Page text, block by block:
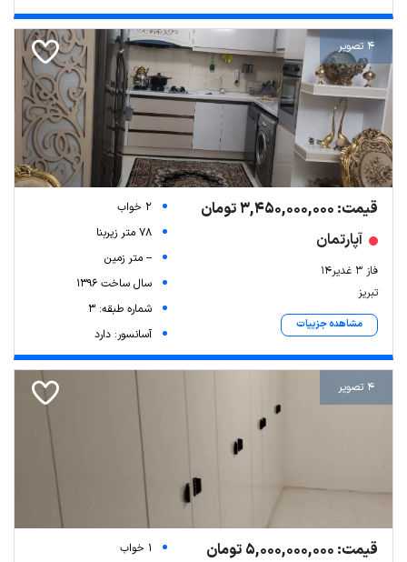
4 تصویر
قیمت: 3,450,000,000 تومان
آپارتمان
فاز ۳ غدیر۱۴
تبریز
مشاهده جزییات
2 خواب
78 متر زیربنا
-- متر زمین
سال ساخت 1396
شماره طبقه: 3
آسانسور: دارد
4 تصویر
قیمت: 5,000,000,000 تومان
1 خواب